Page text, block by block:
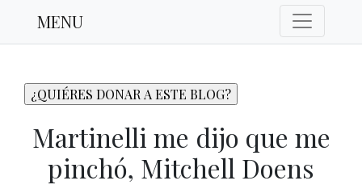
MENU
Martinelli me dijo que me
pinchó, Mitchell Doens